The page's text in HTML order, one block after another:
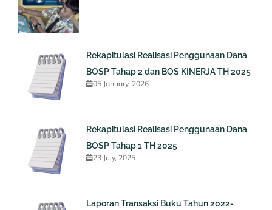
Rekapitulasi Realisasi Penggunaan Dana
BOSP Tahap 2 dan BOS KINERJA TH 2025
05 January, 2026
Rekapitulasi Realisasi Penggunaan Dana
BOSP Tahap 1 TH 2025
23 July, 2025
Laporan Transaksi Buku Tahun 2022-